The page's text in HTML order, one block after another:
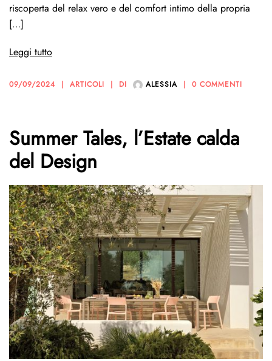
riscoperta del relax vero e del comfort intimo della propria
[…]
Leggi tutto
09/09/2024 ARTICOLI DI ALESSIA 0 COMMENTI
Summer Tales, l’Estate calda
del Design